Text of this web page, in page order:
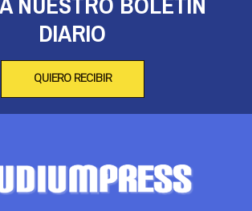
DIARIO
QUIERO RECIBIR